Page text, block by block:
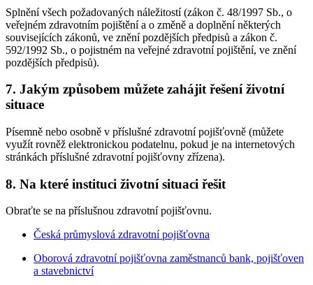
Splnění všech požadovaných náležitostí (zákon č. 48/1997 Sb., o
veřejném zdravotním pojištění a o změně a doplnění některých
souvisejících zákonů, ve znění pozdějších předpisů a zákon č.
592/1992 Sb., o pojistném na veřejné zdravotní pojištění, ve znění
pozdějších předpisů).
7. Jakým způsobem můžete zahájit řešení životní
situace
Písemně nebo osobně v příslušné zdravotní pojišťovně (můžete
využít rovněž elektronickou podatelnu, pokud je na internetových
stránkách příslušné zdravotní pojišťovny zřízena).
8. Na které instituci životní situaci řešit
Obraťte se na příslušnou zdravotní pojišťovnu.
Česká průmyslová zdravotní pojišťovna
Oborová zdravotní pojišťovna zaměstnanců bank, pojišťoven
a stavebnictví